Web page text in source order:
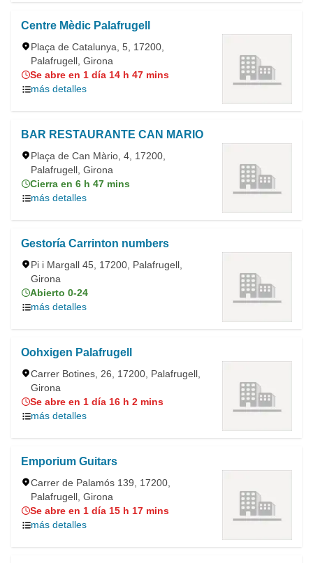
Centre Mèdic Palafrugell
Plaça de Catalunya, 5, 17200,
Palafrugell, Girona
Se abre en 1 día 14 h 47 mins
más detalles
BAR RESTAURANTE CAN MARIO
Plaça de Can Màrio, 4, 17200,
Palafrugell, Girona
Cierra en 6 h 47 mins
más detalles
Gestoría Carrinton numbers
Pi i Margall 45, 17200, Palafrugell,
Girona
Abierto 0-24
más detalles
Oohxigen Palafrugell
Carrer Botines, 26, 17200, Palafrugell,
Girona
Se abre en 1 día 16 h 2 mins
más detalles
Emporium Guitars
Carrer de Palamós 139, 17200,
Palafrugell, Girona
Se abre en 1 día 15 h 17 mins
más detalles